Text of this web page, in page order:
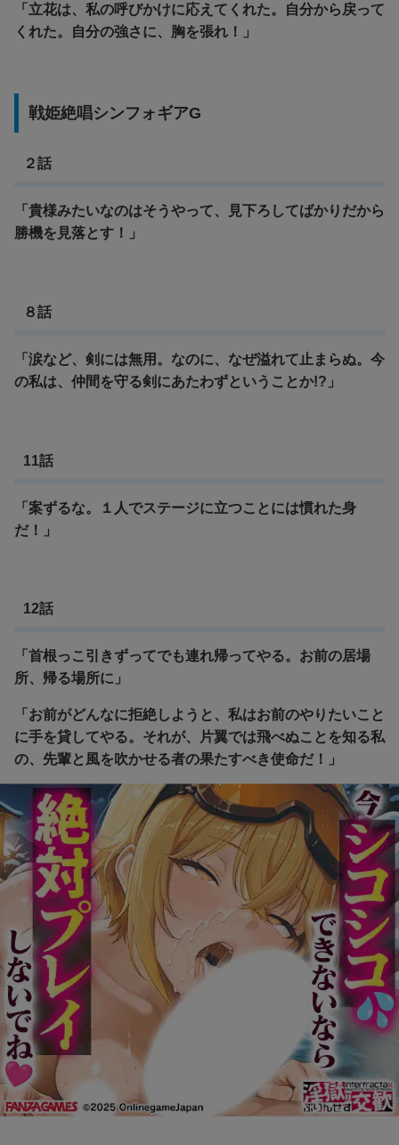
「立花は、私の呼びかけに応えてくれた。自分から戻って
くれた。
自分の強さに、胸を張れ！」
戦姫絶唱シンフォギアG
２話
「貴様みたいなのはそうやって、見下ろしてばかりだから
勝機を見落とす！」
８話
「涙など、剣には無用。なのに、なぜ溢れて止まらぬ。 今
の私は、仲間を守る剣にあたわずということか!?」
11話
「案ずるな。１人でステージに立つことには慣れた身
だ！」
12話
「首根っこ引きずってでも連れ帰ってやる。お前の居場
所、帰る場所に」
「お前がどんなに拒絶しようと、私はお前のやりたいこと
に手を貸してやる。 それが、片翼では飛べぬことを知る私
の、先輩と風を吹かせる者の果たすべき使命だ！」